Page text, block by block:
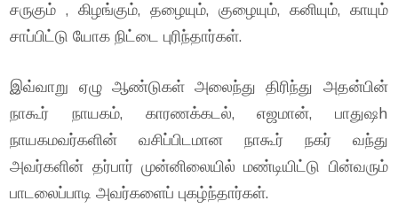
சருகும் , கிழங்கும், தழையும், குழையும், கனியும், காயும்
சாப்பிட்டு யோக நிட்டை புரிந்தார்கள்.
இவ்வாறு ஏழு ஆண்டுகள் அலைந்து திரிந்து அதன்பின்
நாகூர் நாயகம், காரணக்கடல், எஜமான், பாதுஷh
நாயகமவர்களின் வசிப்பிடமான நாகூர் நகர் வந்து
அவர்களின் தர்பார் முன்னிலையில் மண்டியிட்டு பின்வரும்
பாடலைப்பாடி அவர்களைப் புகழ்ந்தார்கள்.